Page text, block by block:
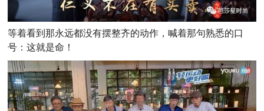
等着看到那永远都没有摆整齐的动作，喊着那句熟悉的口
号：这就是命！